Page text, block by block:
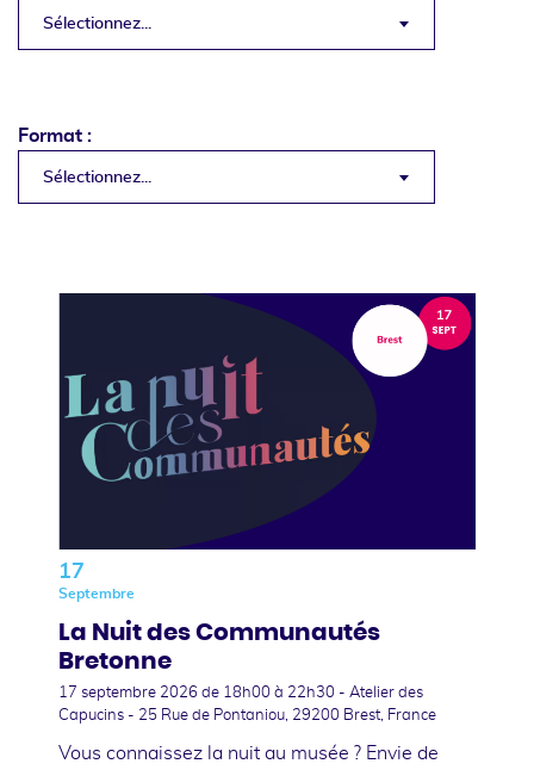
Sélectionnez...
Format :
Sélectionnez...
17
Septembre
La Nuit des Communautés
Bretonne
17 septembre 2026 de 18h00 à 22h30 - Atelier des
Capucins - 25 Rue de Pontaniou, 29200 Brest, France
Vous connaissez la nuit au musée ? Envie de